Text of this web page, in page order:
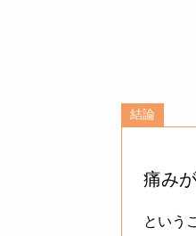
結論
痛み
という